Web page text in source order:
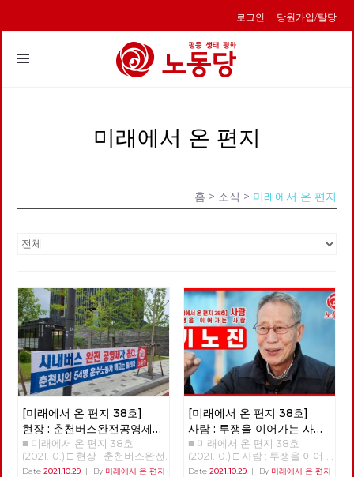
로그인 당원가입/탈당
Toggle
미래에서 온 편지
홈 > 소식 > 미래에서 온 편지
[미래에서 온 편지 38호]
현장 : 춘천버스완전공영제를
향한 여정과 과제
■ 미래에서 온 편지 38호
(2021.10.) □ 현장 : 춘천버스완전
공영제를 향한 여정과 과제 춘천
Date 2021.10.29 | By 미래에서 온 편지
[미래에서 온 편지 38호]
사람 : 투쟁을 이어가는 사람
‘기노진’
■ 미래에서 온 편지 38호
(2021.10.) □ 사람 : 투쟁을 이어
가는 사람 - 기노진 길거리에서
Date 2021.10.29| By 미래에서 온 편지